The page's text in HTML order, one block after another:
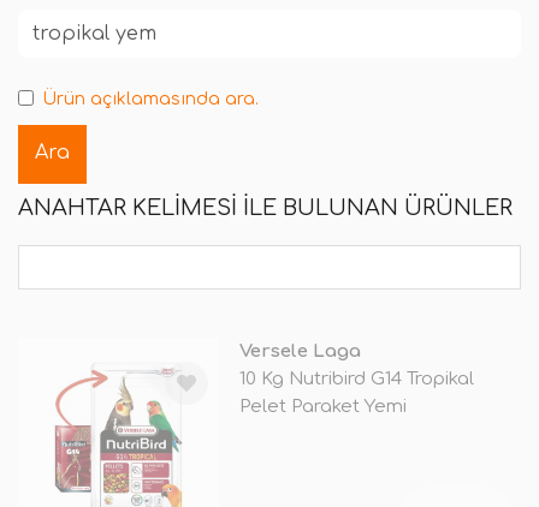
Ürün açıklamasında ara.
ANAHTAR KELIMESI ILE BULUNAN ÜRÜNLER
Versele Laga
10 Kg Nutribird G14 Tropikal
Pelet Paraket Yemi